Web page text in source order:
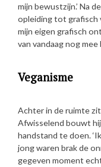
mijn bewustzijn.’ Na
opleiding tot grafisch
mijn eigen grafisch
van vandaag nog mee
Veganisme
Achter in de ruimte
Afwisselend bouwt
handstand te doen.
jong waren brak de
gegeven moment